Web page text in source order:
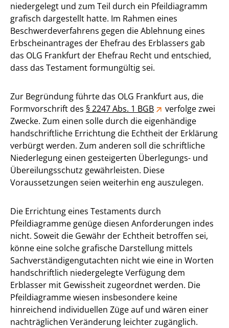
niedergelegt und zum Teil durch ein Pfeildiagramm
grafisch dargestellt hatte. Im Rahmen eines
Beschwerdeverfahrens gegen die Ablehnung eines
Erbscheinantrages der Ehefrau des Erblassers gab
das OLG Frankfurt der Ehefrau Recht und entschied,
dass das Testament formungültig sei.
Zur Begründung führte das OLG Frankfurt aus, die
Formvorschrift des § 2247 Abs. 1 BGB
verfolge zwei
Zwecke. Zum einen solle durch die eigenhändige
handschriftliche Errichtung die Echtheit der Erklärung
verbürgt werden. Zum anderen soll die schriftliche
Niederlegung einen gesteigerten Überlegungs- und
Übereilungsschutz gewährleisten. Diese
Voraussetzungen seien weiterhin eng auszulegen.
Die Errichtung eines Testaments durch
Pfeildiagramme genüge diesen Anforderungen indes
nicht. Soweit die Gewähr der Echtheit betroffen sei,
könne eine solche grafische Darstellung mittels
Sachverständigengutachten nicht wie eine in Worten
handschriftlich niedergelegte Verfügung dem
Erblasser mit Gewissheit zugeordnet werden. Die
Pfeildiagramme wiesen insbesondere keine
hinreichend individuellen Züge auf und wären einer
nachträglichen Veränderung leichter zugänglich.